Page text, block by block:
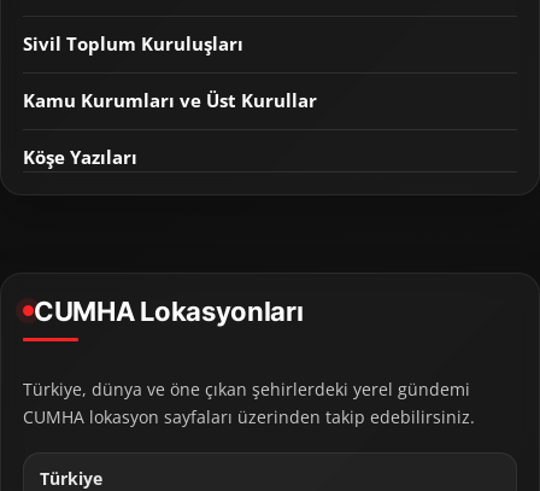
Sivil Toplum Kuruluşları
Kamu Kurumları ve Üst Kurullar
Köşe Yazıları
CUMHA Lokasyonları
Türkiye, dünya ve öne çıkan şehirlerdeki yerel gündemi
CUMHA lokasyon sayfaları üzerinden takip edebilirsiniz.
Türkiye